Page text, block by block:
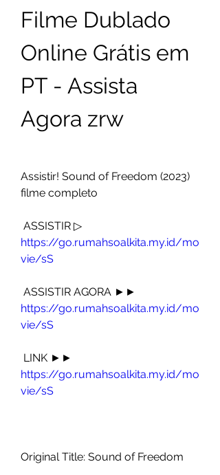
Filme Dublado
Online Grátis em
PT - Assista
Agora zrw
Assistir! Sound of Freedom (2023)
filme completo
https://go.rumahsoalkita.my.id/mo
vie/sS
https://go.rumahsoalkita.my.id/mo
vie/sS
https://go.rumahsoalkita.my.id/mo
vie/sS
Original Title: Sound of Freedom